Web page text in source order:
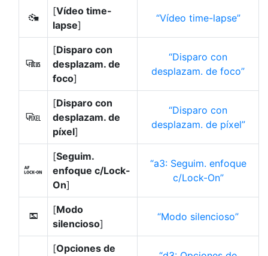
8
[Vídeo time-
lapse]
Vídeo time-lapse
9
[Disparo con
desplazam. de
foco]
Disparo con
desplazam. de foco
5
[Disparo con
desplazam. de
píxel]
Disparo con
desplazam. de píxel
F
[Seguim.
enfoque c/Lock-
On]
a3: Seguim. enfoque
c/Lock-On
L
[Modo
silencioso]
Modo silencioso
[Opciones de